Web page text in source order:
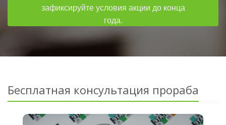
зафиксируйте условия акции до конца
года.
Бесплатная консультация прораба